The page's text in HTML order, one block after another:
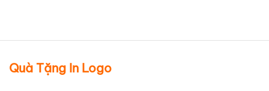
Quà Tặng In Logo